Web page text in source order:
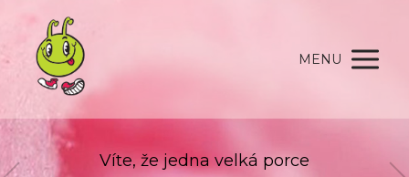
MENU
Víte, že jedna velká porce